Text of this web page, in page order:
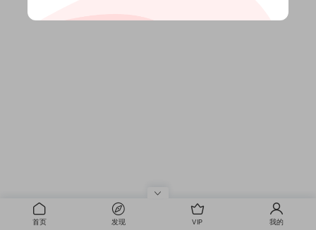
首页 发现 VIP 我的